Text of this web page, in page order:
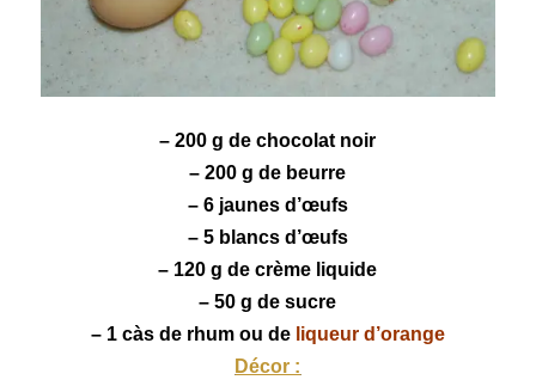
– 200 g dechocolat noir
– 200 g de beurre
– 6 jaunes d’œufs
– 5 blancs d’œufs
– 120 g de crème liquide
– 50 g de sucre
– 1 càs de rhum ou de liqueur d’orange
Décor :